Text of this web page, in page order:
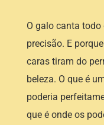
O galo canta todo
precisão. E
caras tiram do
beleza. O que é
poderia
que é onde os